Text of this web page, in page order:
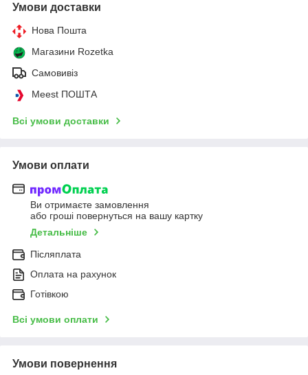
Умови доставки
Нова Пошта
Магазини Rozetka
Самовивіз
Meest ПОШТА
Всі умови доставки
Умови оплати
Ви отримаєте замовлення
або гроші повернуться на вашу картку
Детальніше
Післяплата
Оплата на рахунок
Готівкою
Всі умови оплати
Умови повернення